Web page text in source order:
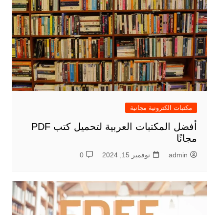
مكتبات الكترونية مجانية
أفضل المكتبات العربية لتحميل كتب PDF
مجانًا
admin نوفمبر 15, 2024 0